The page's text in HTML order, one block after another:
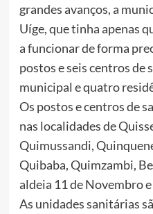
grandes avanços, a
Uíge, que tinha apenas
a funcionar de forma
postos e seis centros de
municipal e quatro
Os postos e centros de
nas localidades de
Quimussandi,
Quibaba, Quimzambi,
aldeia 11 de Novembro
As unidades sanitárias